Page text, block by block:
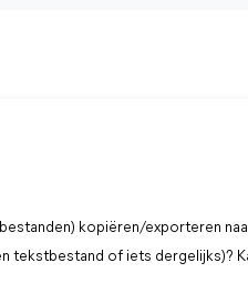
kopiëren/exporteren
tekstbestand of iets dergelijks)?